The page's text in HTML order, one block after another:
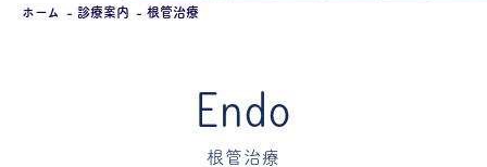
ホーム 診療案内 根管治療
根管治療